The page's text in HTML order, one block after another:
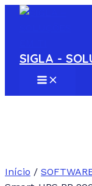
Ir
conteúdo
SIGLA -
MAIN
Início /